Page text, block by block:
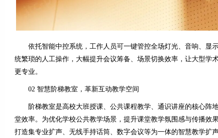
依托智能中控系统，工作人员可一键管控全场灯光、音响、显
统繁琐的人工操作，大幅提升会议筹备、场景切换效率，让大型学
更专业。
02 智慧阶梯教室，革新互动教学空间
阶梯教室是高校大班授课、公共课程教学、通识讲座的核心阵
堂效率。为优化学校公共教学场景，提升课堂教学氛围感与传播效
打造集专业扩声、无线手持话筒、数字会议等为一体的智慧教学扩